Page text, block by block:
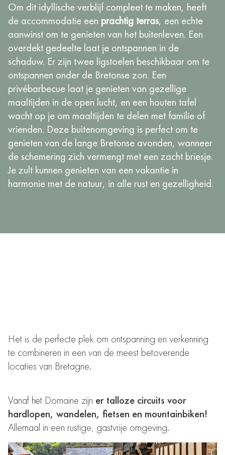
Om dit idyllische verblijf compleet te maken, heeft
de accommodatie een prachtig terras, een echte
aanwinst om te genieten van het buitenleven. Een
overdekt gedeelte laat je ontspannen in de
schaduw. Er zijn twee ligstoelen beschikbaar om te
ontspannen onder de Bretonse zon. Een
privébarbecue laat je genieten van gezellige
maaltijden in de open lucht, en een houten tafel
wacht op je om maaltijden te delen met familie of
vrienden. Deze buitenomgeving is perfect om te
genieten van de lange Bretonse avonden, wanneer
de schemering zich vermengt met een zacht briesje.
Je zult kunnen genieten van een vakantie in
harmonie met de natuur, in alle rust en gezelligheid.
Vanaf het Domaine zijn er talloze circuits voor
hardlopen, wandelen, fietsen en mountainbiken!
Allemaal in een rustige, gastvrije omgeving.
Het is de perfecte plek om ontspanning en verkenning
te combineren in een van de meest betoverende
locaties van Bretagne.